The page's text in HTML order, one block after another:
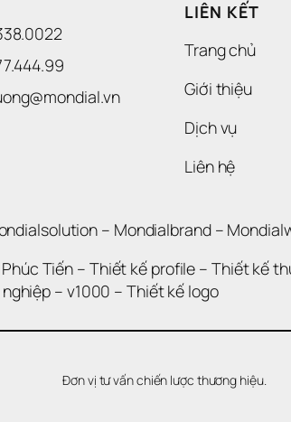
LIÊN KẾT
Trang chủ
Giới thiệu
Dịch vụ
Liên hệ
– Mondialbrand –
Phúc Tiến – Thiết kế profile – Thiết kế
– v1000 – Thiết kế logo
Đơn vị tư vấn chiến lược thương hiệu.